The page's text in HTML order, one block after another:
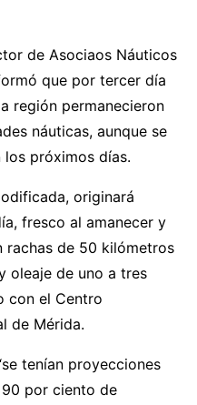
de Asociaos Náuticos
que por tercer día
región permanecieron
náuticas, aunque se
los próximos días.
originará
fresco al amanecer y
de 50 kilómetros
oleaje de uno a tres
con el Centro
de Mérida.
tenían proyecciones
por ciento de